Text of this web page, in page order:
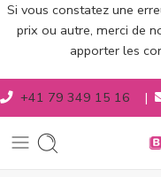
Si vous constatez une
prix ou autre, merci de
apporter les
+41 79 349 15 16 |